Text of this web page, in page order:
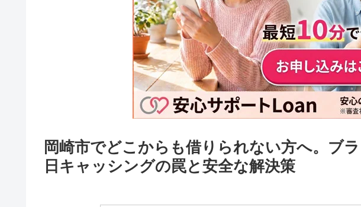
岡崎市でどこからも借りられない方へ。ブ
日キャッシングの罠と安全な解決策